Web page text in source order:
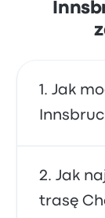
Jak
Skorzystaj
oferują
Jak
trasę